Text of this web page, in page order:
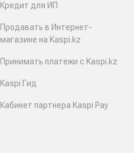
Кредит для ИП
Продавать в Интернет-
магазине на Kaspi.kz
Принимать платежи с Kaspi.kz
Kaspi Гид
Кабинет партнера Kaspi Pay